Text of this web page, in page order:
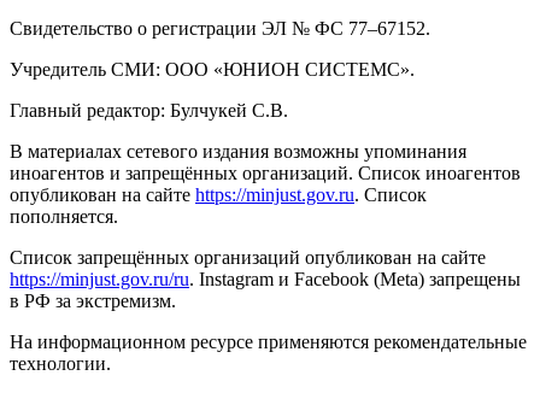
Свидетельство о регистрации ЭЛ № ФС 77–67152.
Учредитель СМИ: ООО «ЮНИОН СИСТЕМС».
Главный редактор: Булчукей С.В.
В материалах сетевого издания возможны упоминания
иноагентов и запрещённых организаций. Список иноагентов
опубликован на сайте https://minjust.gov.ru. Список
пополняется.
Список запрещённых организаций опубликован на сайте
https://minjust.gov.ru/ru. Instagram и Facebook (Metа) запрещены
в РФ за экстремизм.
На информационном ресурсе применяются рекомендательные
технологии.